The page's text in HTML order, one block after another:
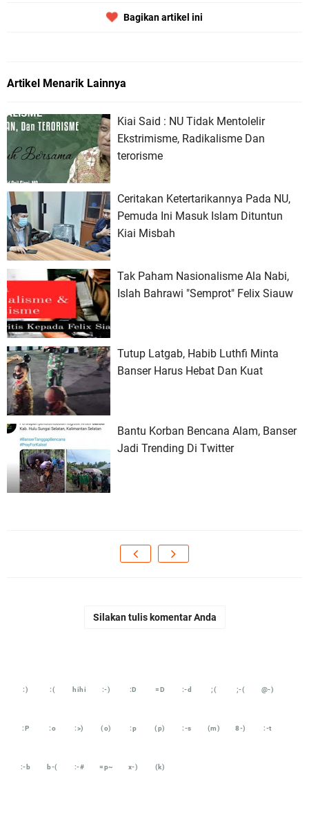
Bagikan artikel ini
Artikel Menarik Lainnya
Kiai Said : NU Tidak Mentolelir
Ekstrimisme, Radikalisme Dan
terorisme
Ceritakan Ketertarikannya Pada NU,
Pemuda Ini Masuk Islam Dituntun
Kiai Misbah
Tak Paham Nasionalisme Ala Nabi,
Islah Bahrawi "Semprot" Felix Siauw
Tutup Latgab, Habib Luthfi Minta
Banser Harus Hebat Dan Kuat
Bantu Korban Bencana Alam, Banser
Jadi Trending Di Twitter
Silakan tulis komentar Anda
:) :( hihi :-) :D =D :-d ;( ;-( @-)
:P :o :>) (o) :p (p) :-s (m) 8-) :-t
:-b b-( :-# =p~ x-) (k)